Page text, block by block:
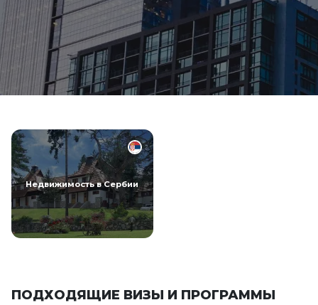
Недвижимость в Сербии
ПОДХОДЯЩИЕ ВИЗЫ И ПРОГРАММЫ